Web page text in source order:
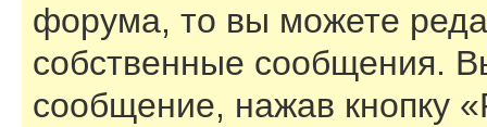
форума, то вы можете
собственные сообщения.
сообщение, нажав кнопку